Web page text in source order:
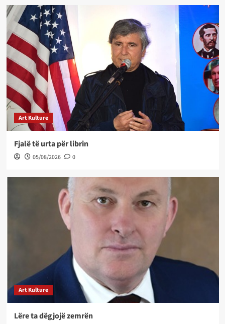
Art Kulture
Fjalë të urta për librin
05/08/2026 0
Art Kulture
Lëre ta dëgjojë zemrën